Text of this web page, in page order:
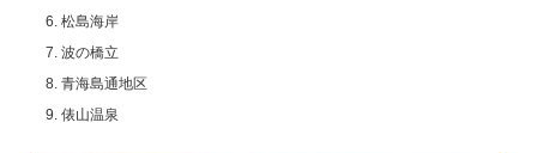
松島海岸
波の橋立
青海島通地区
俵山温泉